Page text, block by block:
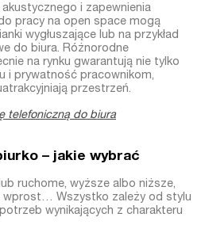
i zapewnienia
pracy na open space mogą
wygłuszające lub na przykład
do biura. Różnorodne
na rynku gwarantują nie tylko
i prywatność pracownikom,
przestrzeń.
telefoniczną do biura
– jakie wybrać
ruchome, wyższe albo niższe,
wprost… Wszystko zależy od stylu
wynikających z charakteru